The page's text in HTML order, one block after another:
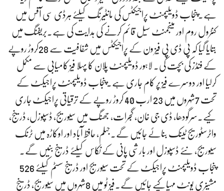
ہے۔پنجاب ڈویلپمنٹ پراجیکٹس کی مانٹیرنگ کیلئے ہرڈی سی آفس میں
کنٹرول روم اور مینجمنٹ سیل قائم کرنے کی ہدایت کی ہے۔بریفنگ میں
بتایا گیا کہ پی ڈی پی فیز ون کے پراجیکٹس میں شفافیت سے 28کروڑ روپے
کے فنڈز کی بچت کی۔ لاہور ڈویلپمنٹ پلان کا پہلا فیز کامیابی سے مکمل
کرلیا اور دوسرے فیز پر کام جاری ہے۔پنجاب ڈویلپمنٹ پراجیکٹ کے
تحت 7شہروں میں 23 ارب 40 کروڑ روپے کے ترقیاتی پراجیکٹ جاری
کیے۔سرگودھا، ڈی جی خان، گجرات، جھنگ میں سیوریج، ڈسپوزل، ڈرینج،
واٹرسٹوریج ٹینک بنائے جائیں گے۔جہلم، حافظ آباد اور اوکاڑہ میں ٹرنک
سیوریج، نئے ڈسپوزل اور بارشی پانی کے نکاس کیلئے ڈرینج بنیں گے۔
پنجاب ڈویلپمنٹ پراجیکٹ کے تحت سیوریج اور ڈرینج سسٹم کیلئے 526
مشینری یونٹ مہیاکیے جائیں گے۔فیز ٹو میں 8شہروں میں سیوریج، ڈرینج